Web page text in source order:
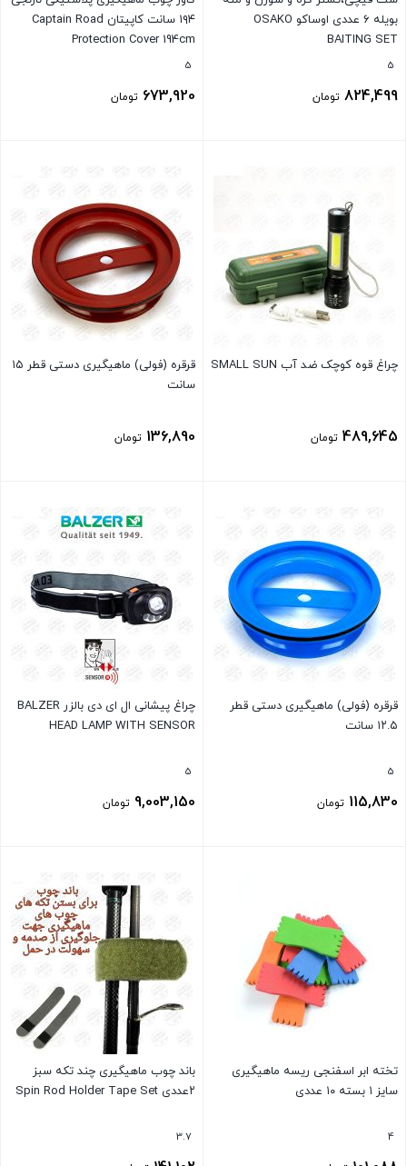
بویله ۶ عددی اوساکو OSAKO
BAITING SET
5
824,499 تومان
۱۹۴ سانت کاپیتان Captain Road
Protection Cover 194cm
5
673,920 تومان
چراغ قوه کوچک ضد آب SMALL SUN
489,645 تومان
قرقره (فولی) ماهیگیری دستی قطر ۱۵
سانت
136,890 تومان
قرقره (فولی) ماهیگیری دستی قطر
۱۲.۵ سانت
5
115,830 تومان
چراغ پیشانی ال ای دی بالزر BALZER
HEAD LAMP WITH SENSOR
5
9,003,150 تومان
تخته ابر اسفنجی ریسه ماهیگیری
سایز ۱ بسته ۱۰ عددی
4
باند چوب ماهیگیری چند تکه سبز
۲عددی Spin Rod Holder Tape Set
3.7